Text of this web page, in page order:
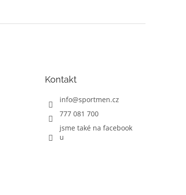
Kontakt
info@sportmen.cz
777 081 700
jsme také na facebook
u